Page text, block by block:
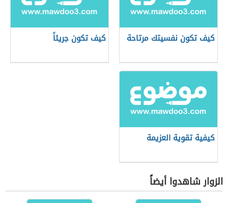
كيف تكون نفسيتك مرتاحة كيف تكون جريئاً
كيفية تقوية العزيمة
الزوار شاهدوا أيضاً